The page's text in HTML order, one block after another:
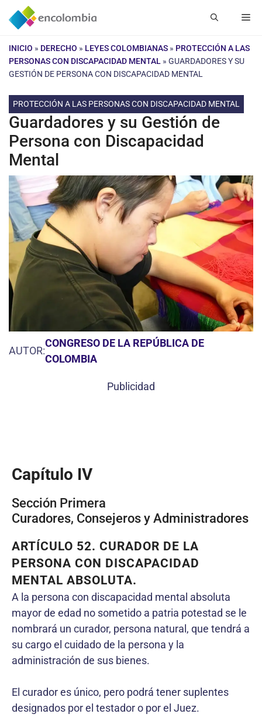
Saltar
INICIO » DERECHO » LEYES COLOMBIANAS » PROTECCIÓN A LAS
PERSONAS CON DISCAPACIDAD MENTAL » GUARDADORES Y SU
GESTIÓN DE PERSONA CON DISCAPACIDAD MENTAL
PROTECCIÓN A LAS PERSONAS CON DISCAPACIDAD MENTAL
Guardadores y su Gestión de
Persona con Discapacidad
Mental
AUTOR:
CONGRESO DE LA REPÚBLICA DE
COLOMBIA
Publicidad
Capítulo IV
Sección Primera
Curadores, Consejeros y Administradores
ARTÍCULO 52. CURADOR DE LA
PERSONA CON DISCAPACIDAD
MENTAL ABSOLUTA.
A la persona con discapacidad mental absoluta
mayor de edad no sometido a patria potestad se le
nombrará un curador, persona natural, que tendrá a
su cargo el cuidado de la persona y la
administración de sus bienes.
El curador es único, pero podrá tener suplentes
designados por el testador o por el Juez.